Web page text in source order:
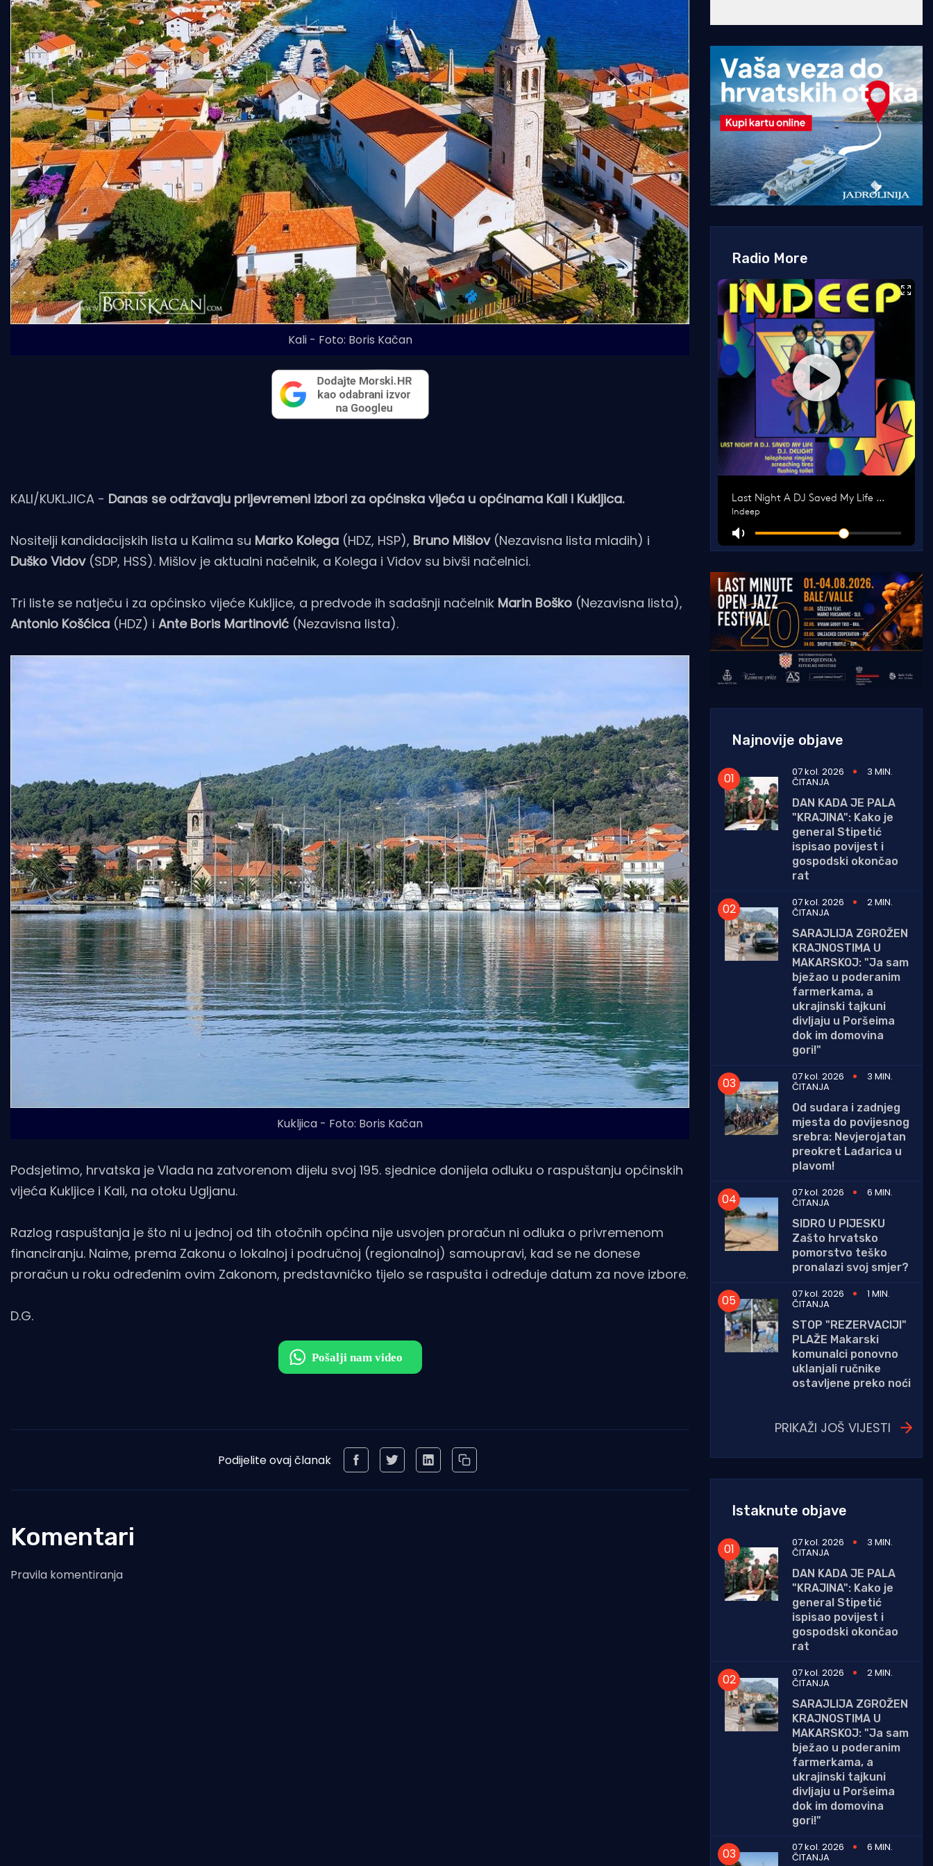
Kali - Foto: Boris Kačan
KALI/KUKLJICA - Danas se održavaju prijevremeni izbori za općinska vijeća u općinama Kali i Kukljica.
Nositelji kandidacijskih lista u Kalima su Marko Kolega (HDZ, HSP), Bruno Mišlov(Nezavisna lista mladih) i
Duško Vidov(SDP, HSS). Mišlov je aktualni načelnik, a Kolega i Vidov su bivši načelnici.
Tri liste se natječu i za općinsko vijeće Kukljice, a predvode ih sadašnji načelnik Marin Boško (Nezavisna lista),
Antonio Košćica (HDZ) i Ante Boris Martinović (Nezavisna lista).
Kukljica - Foto: Boris Kačan
Podsjetimo, hrvatska je Vlada na zatvorenom dijelu svoj 195. sjednice donijela odluku o raspuštanju općinskih
vijeća Kukljice i Kali, na otoku Ugljanu.
Razlog raspuštanja je što ni u jednoj od tih otočnih općina nije usvojen proračun ni odluka o privremenom
financiranju. Naime, prema Zakonu o lokalnoj i područnoj (regionalnoj) samoupravi, kad se ne donese
proračun u roku određenim ovim Zakonom, predstavničko tijelo se raspušta i određuje datum za nove izbore.
D.G.
Podijelite ovaj članak
Komentari
Pravila komentiranja
Radio More
Najnovije objave
07 kol. 2026 3 MIN.
ČITANJA
DAN KADA JE PALA
"KRAJINA": Kako je
general Stipetić
ispisao povijest i
gospodski okončao
rat
07 kol. 2026
2 MIN.
ČITANJA
SARAJLIJA ZGROŽEN
KRAJNOSTIMA U
MAKARSKOJ: "Ja sam
bježao u poderanim
farmerkama, a
ukrajinski tajkuni
divljaju u Poršeima
dok im domovina
gori!"
07 kol. 2026
3 MIN.
ČITANJA
Od sudara i zadnjeg
mjesta do povijesnog
srebra: Nevjerojatan
preokret Lađarica u
plavom!
07 kol. 2026
6 MIN.
ČITANJA
SIDRO U PIJESKU
Zašto hrvatsko
pomorstvo teško
pronalazi svoj smjer?
07 kol. 2026
1 MIN.
ČITANJA
STOP "REZERVACIJI"
PLAŽE Makarski
komunalci ponovno
uklanjali ručnike
ostavljene preko noći
PRIKAŽI JOŠ VIJESTI
Istaknute objave
07 kol. 2026 3 MIN.
ČITANJA
DAN KADA JE PALA
"KRAJINA": Kako je
general Stipetić
ispisao povijest i
gospodski okončao
rat
07 kol. 2026
2 MIN.
ČITANJA
SARAJLIJA ZGROŽEN
KRAJNOSTIMA U
MAKARSKOJ: "Ja sam
bježao u poderanim
farmerkama, a
ukrajinski tajkuni
divljaju u Poršeima
dok im domovina
gori!"
07 kol. 2026
6 MIN.
ČITANJA